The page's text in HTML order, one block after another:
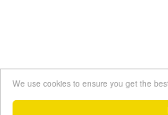
We use cookies to ensure you get the